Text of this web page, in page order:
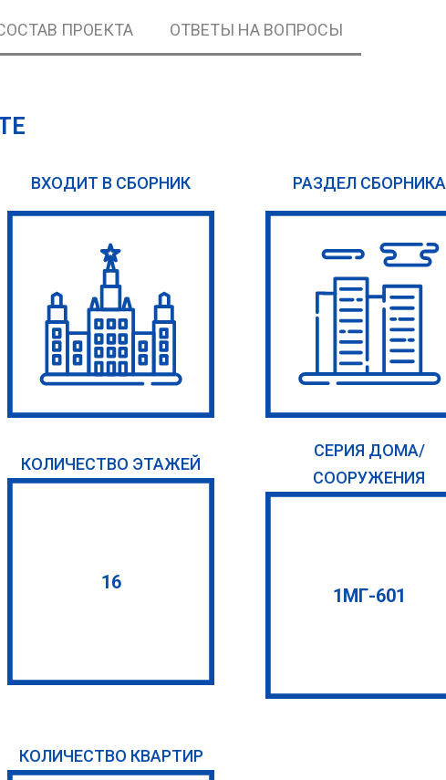
ПРОЕКТА ОТВЕТЫ НА ВОПРОСЫ
ВХОДИТ В СБОРНИК РАЗДЕЛ СБОРНИКА
КОЛИЧЕСТВО ЭТАЖЕЙ
16
СЕРИЯ ДОМА/
СООРУЖЕНИЯ
1МГ-601
КОЛИЧЕСТВО КВАРТИР